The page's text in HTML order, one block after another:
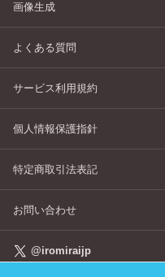
画像生成
よくある質問
サービス利用規約
個人情報保護指針
特定商取引法表記
お問い合わせ
@iromiraijp